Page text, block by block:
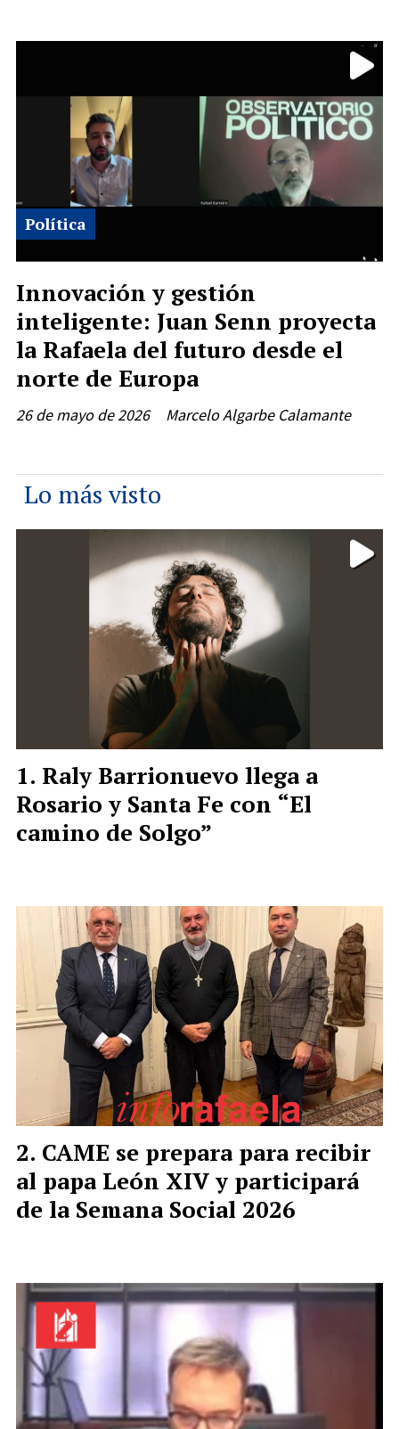
Innovación y gestión
inteligente: Juan Senn proyecta
la Rafaela del futuro desde el
norte de Europa
Marcelo Algarbe Calamante
Política
26 de mayo de 2026
Lo más visto
Raly Barrionuevo llega a
Rosario y Santa Fe con “El
camino de Solgo”
CAME se prepara para recibir
al papa León XIV y participará
de la Semana Social 2026